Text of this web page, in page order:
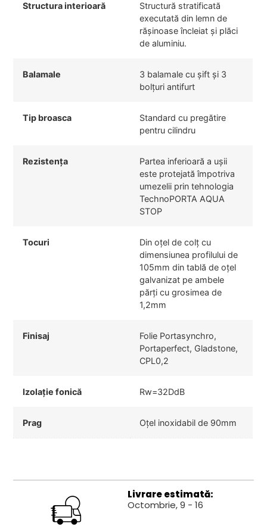
Structura interioară
Structură stratificată
executată din lemn de
rășinoase încleiat și plăci
de aluminiu.
Balamale
3 balamale cu șift și 3
bolțuri antifurt
Tip broasca
Standard cu pregătire
pentru cilindru
Rezistența
Partea inferioară a ușii
este protejată împotriva
umezelii prin tehnologia
TechnoPORTA AQUA
STOP
Tocuri
Din oțel de colț cu
dimensiunea profilului de
105mm din tablă de oțel
galvanizat pe ambele
părți cu grosimea de
1,2mm
Finisaj
Folie Portasynchro,
Portaperfect, Gladstone,
CPL0,2
Izolație fonică Rw=32DdB
Prag Oțel inoxidabil de 90mm
Livrare estimată:
Octombrie, 9 - 16